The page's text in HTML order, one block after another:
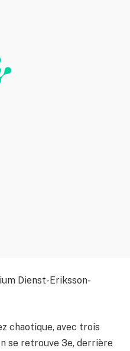
Dienst-Eriksson-
chaotique, avec trois
se retrouve 3e, derrière